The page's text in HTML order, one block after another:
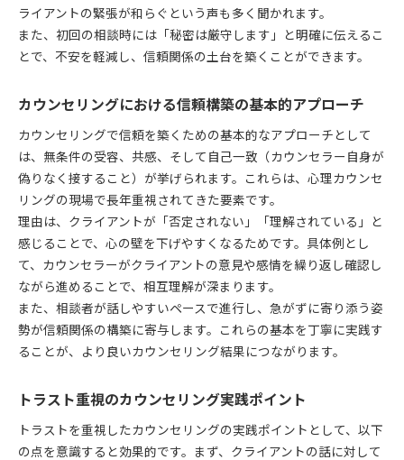
ライアントの緊張が和らぐという声も多く聞かれます。
また、初回の相談時には「秘密は厳守します」と明確に伝えるこ
とで、不安を軽減し、信頼関係の土台を築くことができます。
カウンセリングにおける信頼構築の基本的アプローチ
カウンセリングで信頼を築くための基本的なアプローチとして
は、無条件の受容、共感、そして自己一致（カウンセラー自身が
偽りなく接すること）が挙げられます。これらは、心理カウンセ
リングの現場で長年重視されてきた要素です。
理由は、クライアントが「否定されない」「理解されている」と
感じることで、心の壁を下げやすくなるためです。具体例とし
て、カウンセラーがクライアントの意見や感情を繰り返し確認し
ながら進めることで、相互理解が深まります。
また、相談者が話しやすいペースで進行し、急がずに寄り添う姿
勢が信頼関係の構築に寄与します。これらの基本を丁寧に実践す
ることが、より良いカウンセリング結果につながります。
トラスト重視のカウンセリング実践ポイント
トラストを重視したカウンセリングの実践ポイントとして、以下
の点を意識すると効果的です。まず、クライアントの話に対して